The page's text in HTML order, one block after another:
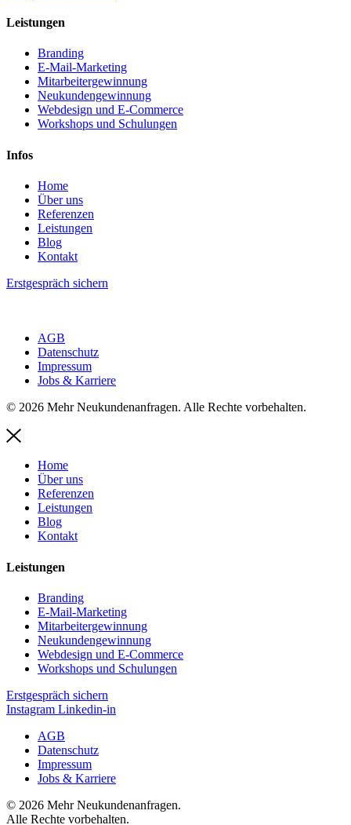
Leistungen
Branding
E-Mail-Marketing
Mitarbeitergewinnung
Neukundengewinnung
Webdesign und E-Commerce
Workshops und Schulungen
Infos
Home
Über uns
Referenzen
Leistungen
Blog
Kontakt
Erstgespräch sichern
AGB
Datenschutz
Impressum
Jobs & Karriere
© 2026 Mehr Neukundenanfragen. Alle Rechte vorbehalten.
Home
Über uns
Referenzen
Leistungen
Blog
Kontakt
Leistungen
Branding
E-Mail-Marketing
Mitarbeitergewinnung
Neukundengewinnung
Webdesign und E-Commerce
Workshops und Schulungen
Erstgespräch sichern
Instagram Linkedin-in
AGB
Datenschutz
Impressum
Jobs & Karriere
© 2026 Mehr Neukundenanfragen.
Alle Rechte vorbehalten.